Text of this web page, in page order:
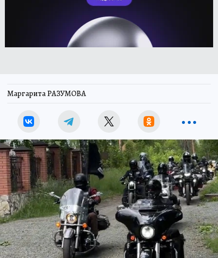
Маргарита РАЗУМОВА